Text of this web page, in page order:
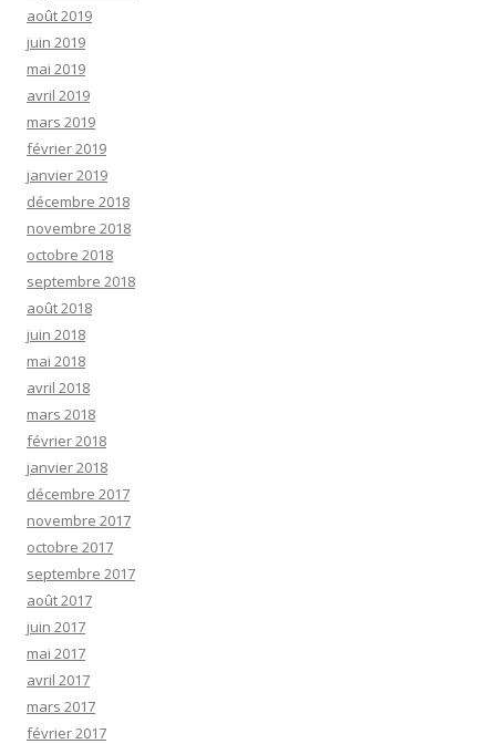
août 2019
juin 2019
mai 2019
avril 2019
mars 2019
février 2019
janvier 2019
décembre 2018
novembre 2018
octobre 2018
septembre 2018
août 2018
juin 2018
mai 2018
avril 2018
mars 2018
février 2018
janvier 2018
décembre 2017
novembre 2017
octobre 2017
septembre 2017
août 2017
juin 2017
mai 2017
avril 2017
mars 2017
février 2017